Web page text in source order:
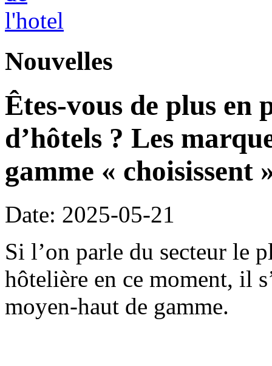
Nouvelles
Êtes-vous de plus en
d’hôtels ? Les
gamme « choisissent
Date: 2025-05-21
Si l’on parle du secteur le
hôtelière en ce moment, il
moyen-haut de gamme.